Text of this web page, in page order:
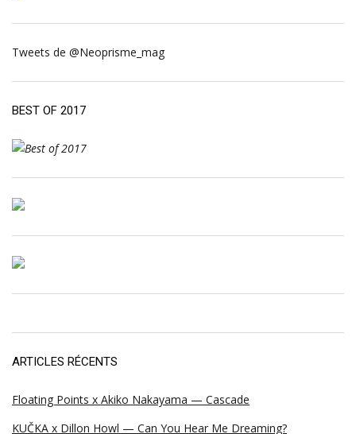
Tweets de @Neoprisme_mag
BEST OF 2017
ARTICLES RÉCENTS
Floating Points x Akiko Nakayama — Cascade
KUČKA x Dillon Howl — Can You Hear Me Dreaming?